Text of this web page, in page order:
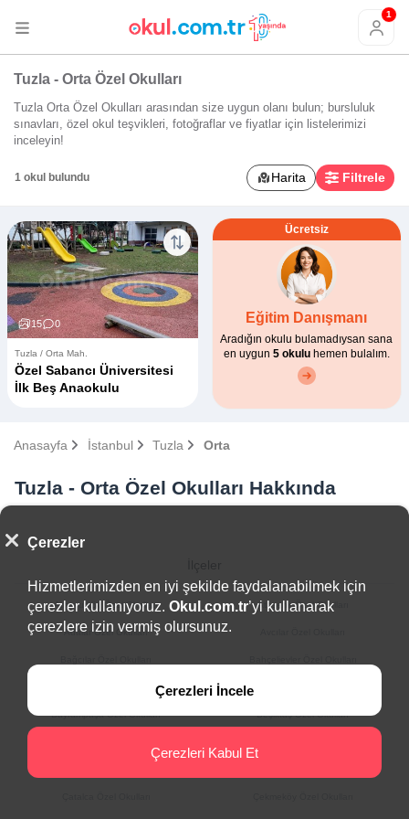
1
Tuzla - Orta Özel Okulları
Tuzla Orta Özel Okulları arasından size uygun olanı bulun; bursluluk
sınavları, özel okul teşvikleri, fotoğraflar ve fiyatlar için listelerimizi
inceleyin!
1 okul bulundu Harita Filtrele
15 0
Tuzla / Orta Mah.
Özel Sabancı Üniversitesi
İlk Beş Anaokulu
Ücretsiz
Eğitim Danışmanı
Aradığın okulu bulamadıysan sana
en uygun 5 okuluhemen bulalım.
Anasayfa İstanbul Tuzla Orta
Tuzla - Orta Özel Okulları Hakkında
Arnavutköy Özel Okulları Ataşehir Özel Okulları
Adalar Özel Okulları
Başakşehir Özel Okulları
Bayrampaşa Özel Okulları Beşiktaş Özel Okulları
Çerezler
Hizmetlerimizden en iyi şekilde faydalanabilmek için
çerezler kullanıyoruz. Okul.com.tr’yi kullanarak
çerezlere izin vermiş olursunuz.
Çerezleri İncele
Çerezleri Kabul Et